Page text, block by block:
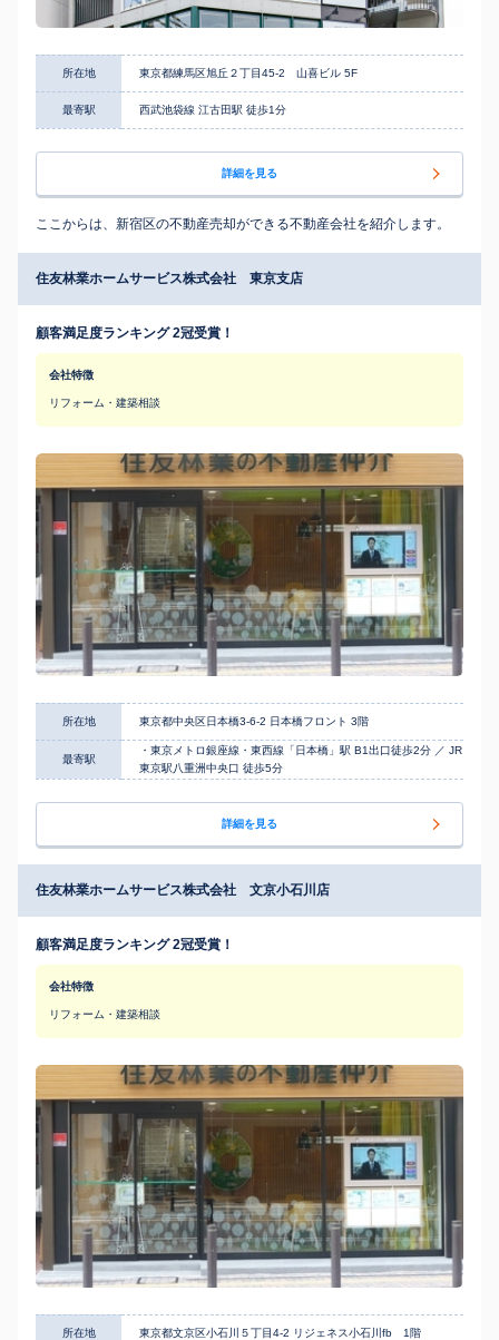
所在地 東京都練馬区旭丘２丁目45-2 山喜ビル 5F
最寄駅 西武池袋線 江古田駅 徒歩1分
詳細を見る
ここからは、新宿区の不動産売却ができる不動産会社を紹介します。
住友林業ホームサービス株式会社 東京支店
顧客満足度ランキング 2冠受賞！
会社特徴
リフォーム・建築相談
所在地 東京都中央区日本橋3-6-2 日本橋フロント 3階
最寄駅
・東京メトロ銀座線・東西線「日本橋」駅 B1出口徒歩2分 ／ JR
東京駅八重洲中央口 徒歩5分
詳細を見る
住友林業ホームサービス株式会社 文京小石川店
顧客満足度ランキング 2冠受賞！
会社特徴
リフォーム・建築相談
所在地 東京都文京区小石川５丁目4-2 リジェネス小石川fb 1階